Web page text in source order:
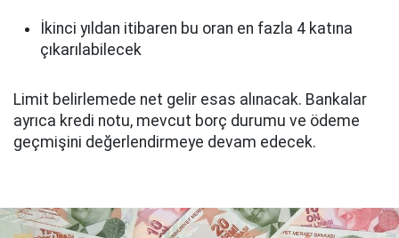
İkinci yıldan itibaren bu oran en fazla 4 katına
çıkarılabilecek
Limit belirlemede net gelir esas alınacak. Bankalar
ayrıca kredi notu, mevcut borç durumu ve ödeme
geçmişini değerlendirmeye devam edecek.